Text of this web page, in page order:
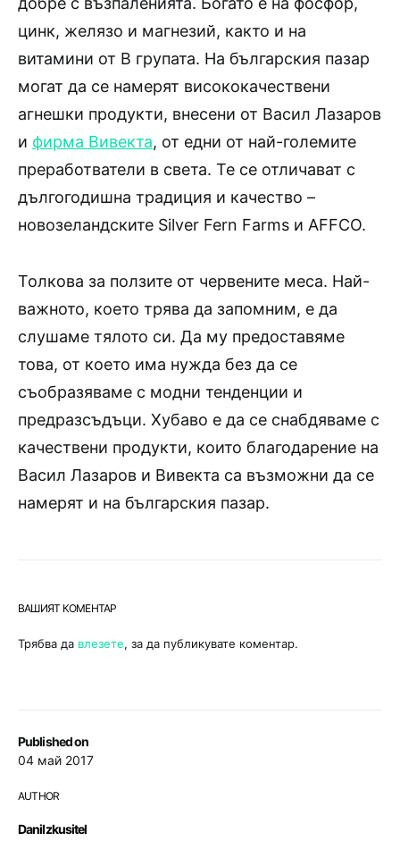
Published on
04 май 2017
AUTHOR
DaniIzkusitel
цинк, желязо и магнезий, както и на
витамини от В групата. На българския пазар
могат да се намерят висококачествени
агнешки продукти, внесени от Васил Лазаров
и фирма Вивекта, от едни от най-големите
преработватели в света. Те се отличават с
дългогодишна традиция и качество –
новозеландските Silver Fern Farms и AFFCO.
Толкова за ползите от червените меса. Най-
важното, което трява да запомним, е да
слушаме тялото си. Да му предоставяме
това, от което има нужда без да се
съобразяваме с модни тенденции и
предразсъдъци. Хубаво е да се снабдяваме с
качествени продукти, които благодарение на
Васил Лазаров и Вивекта са възможни да се
намерят и на българския пазар.
ВАШИЯТ КОМЕНТАР
Трябва да влезете, за да публикувате коментар.